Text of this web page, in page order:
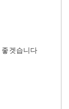
겟습니다